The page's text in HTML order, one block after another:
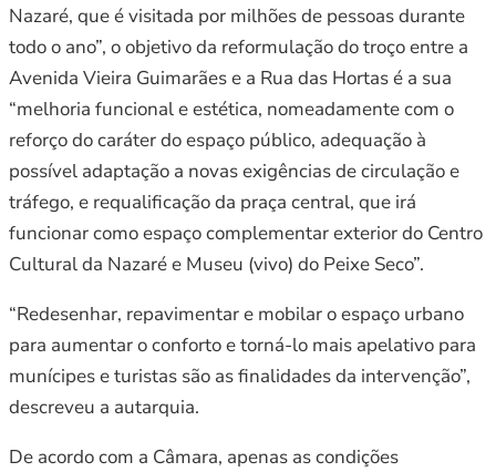
Nazaré, que é visitada por milhões de pessoas durante
todo o ano”, o objetivo da reformulação do troço entre a
Avenida Vieira Guimarães e a Rua das Hortas é a sua
“melhoria funcional e estética, nomeadamente com o
reforço do caráter do espaço público, adequação à
possível adaptação a novas exigências de circulação e
tráfego, e requalificação da praça central, que irá
funcionar como espaço complementar exterior do Centro
Cultural da Nazaré e Museu (vivo) do Peixe Seco”.
“Redesenhar, repavimentar e mobilar o espaço urbano
para aumentar o conforto e torná-lo mais apelativo para
munícipes e turistas são as finalidades da intervenção”,
descreveu a autarquia.
De acordo com a Câmara, apenas as condições